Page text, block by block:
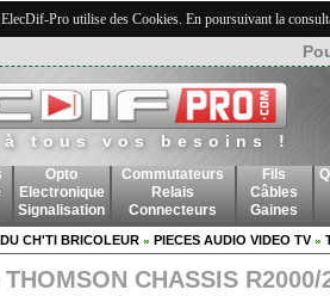
Pro utilise des Cookies. En poursuivant la
à tous vos besoins !
Opto
Electronique
Signalisation
Commutateurs
Relais
Connecteurs
Fils
Câbles
Gaines
CH'TI BRICOLEUR » PIECES AUDIO VIDEO TV»
CHASSIS R2000/